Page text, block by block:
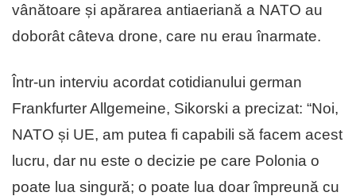
vânătoare și apărarea antiaeriană a NATO au
doborât câteva drone, care nu erau înarmate.
Într-un interviu acordat cotidianului german
Frankfurter Allgemeine, Sikorski a precizat: “Noi,
NATO și UE, am putea fi capabili să facem acest
lucru, dar nu este o decizie pe care Polonia o
poate lua singură; o poate lua doar împreună cu